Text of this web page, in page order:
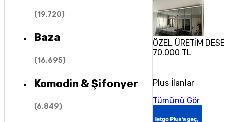
(19.720)
Baza
(16.695)
Komodin & Şifonyer
(6.849)
ÖZEL ÜRETİM
70.000 TL
Plus İlanlar
Tümünü Gör